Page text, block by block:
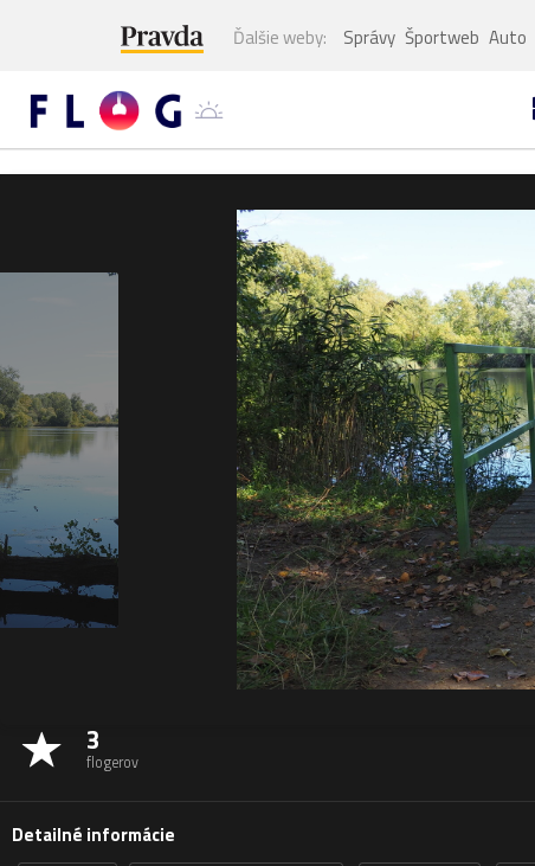
Ďalšie weby: Správy Športweb Auto
3
flogerov
Detailné informácie